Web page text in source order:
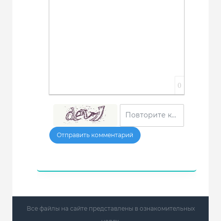
0
Отправить комментарий
Все файлы на сайте представлены в ознакомительных